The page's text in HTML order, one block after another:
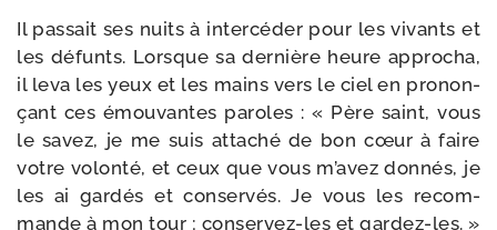
Il pas­sait ses nuits à inter­cé­der pour les vivants et
les défunts. Lorsque sa der­nière heure appro­cha,
il leva les yeux et les mains vers le ciel en pro­non­
çant ces émou­vantes paroles : « Père saint, vous
le savez, je me suis atta­ché de bon cœur à faire
votre volon­té, et ceux que vous m’avez don­nés, je
les ai gar­dés et conser­vés. Je vous les recom­
mande à mon tour ; conservez-​les et gardez-les. »